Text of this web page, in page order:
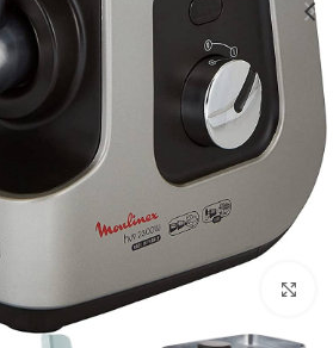
بزرگنمایی تصویر